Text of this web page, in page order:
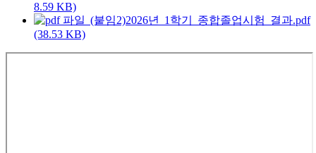
8.59 KB)
(붙임2)2026년 1학기 종합졸업시험 결과.pdf
(38.53 KB)